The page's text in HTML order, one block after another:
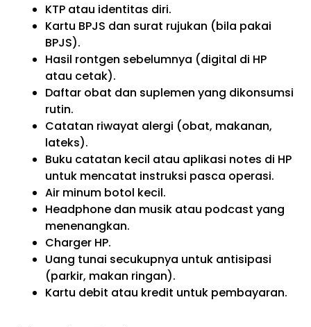
KTP atau identitas diri.
Kartu BPJS dan surat rujukan (bila pakai
BPJS).
Hasil rontgen sebelumnya (digital di HP
atau cetak).
Daftar obat dan suplemen yang dikonsumsi
rutin.
Catatan riwayat alergi (obat, makanan,
lateks).
Buku catatan kecil atau aplikasi notes di HP
untuk mencatat instruksi pasca operasi.
Air minum botol kecil.
Headphone dan musik atau podcast yang
menenangkan.
Charger HP.
Uang tunai secukupnya untuk antisipasi
(parkir, makan ringan).
Kartu debit atau kredit untuk pembayaran.